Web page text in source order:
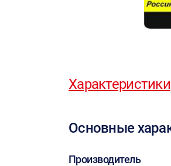
Характеристики
Основные
Производитель